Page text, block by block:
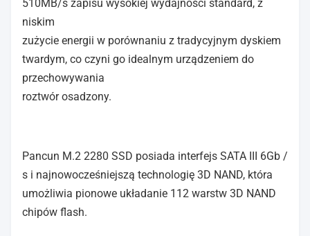
510MB/s zapisu wysokiej wydajności standard, z
niskim
zużycie energii w porównaniu z tradycyjnym dyskiem
twardym, co czyni go idealnym urządzeniem do
przechowywania
roztwór osadzony.
Pancun M.2 2280 SSD posiada interfejs SATA III 6Gb /
s i najnowocześniejszą technologię 3D NAND, która
umożliwia pionowe układanie 112 warstw 3D NAND
chipów flash.